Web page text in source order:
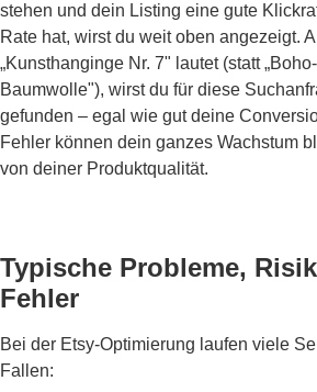
stehen und dein Listing eine gute
Rate hat, wirst du weit oben angezeigt.
„Kunsthanginge Nr. 7" lautet (statt
Baumwolle"), wirst du für diese
gefunden – egal wie gut deine
Fehler können dein ganzes Wachstum
von deiner Produktqualität.
Typische Probleme,
Fehler
Bei der Etsy-Optimierung laufen viele
Fallen: